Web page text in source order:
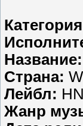
Название:
Страна:
Лейбл: HN
Жанр